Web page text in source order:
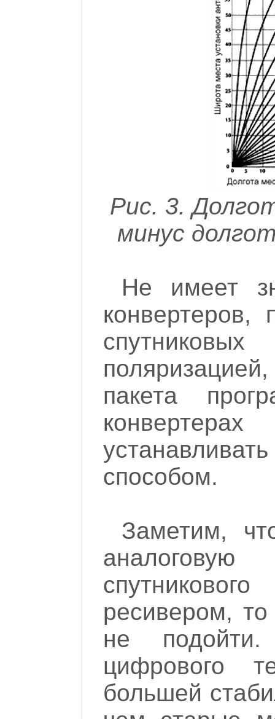
Рис. 3.
минус
Не имеет
конвертеров,
пакета
способом.
Заметим,
ресивером,
не
цифрового
большей